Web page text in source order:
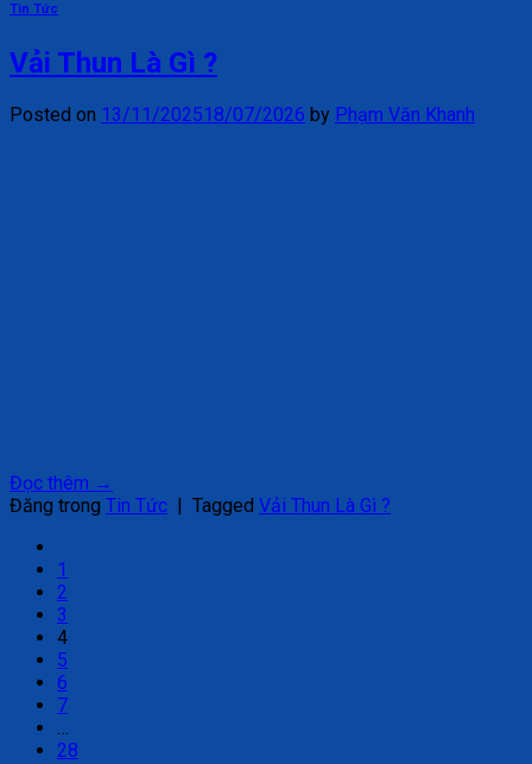
Tin Tức
Vải Thun Là Gì ?
Posted on 13/11/202518/07/2026 by Phạm Văn Khanh
Đọc thêm →
Đăng trong Tin Tức Tagged Vải Thun Là Gì ?
1
2
3
4
5
6
7
…
28